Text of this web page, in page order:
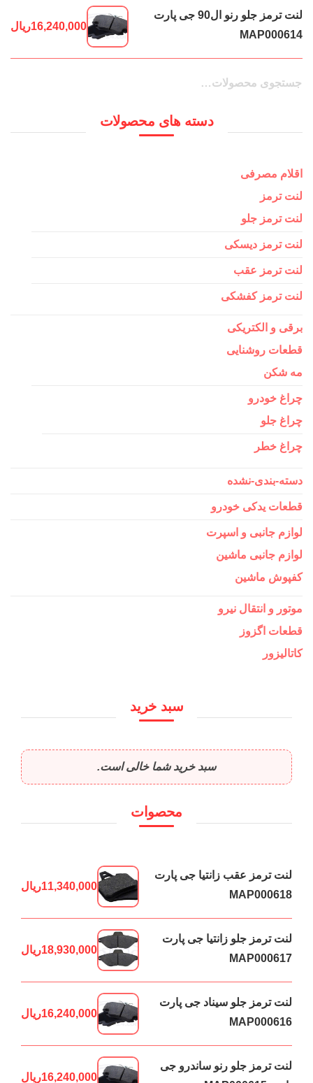
لنت ترمز جلو رنو ال90 جی پارت
MAP000614
16,240,000ریال
جستجو
جستجو
دسته های محصولات
اقلام مصرفی
لنت ترمز
لنت ترمز جلو
لنت ترمز دیسکی
لنت ترمز عقب
لنت ترمز کفشکی
برقی و الکتریکی
قطعات روشنایی
مه شکن
چراغ خودرو
چراغ جلو
چراغ خطر
دسته-بندی-نشده
قطعات یدکی خودرو
لوازم جانبی و اسپرت
لوازم جانبی ماشین
کفپوش ماشین
موتور و انتقال نیرو
قطعات اگزوز
کاتالیزور
سبد خرید
سبد خرید شما خالی است.
محصوات
لنت ترمز عقب زانتیا جی پارت
MAP000618
11,340,000ریال
لنت ترمز جلو زانتیا جی پارت
MAP000617
18,930,000ریال
لنت ترمز جلو سیناد جی پارت
MAP000616
16,240,000ریال
لنت ترمز جلو رنو ساندرو جی
16,240,000ریال